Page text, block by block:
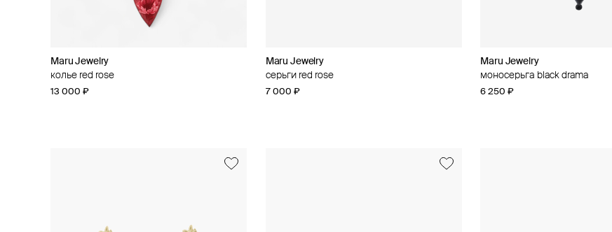
Maru Jewelry
колье red rose
13 000 ₽
Maru Jewelry
серьги red rose
7 000 ₽
Maru Jewelry
моносерьга black drama
6 250 ₽